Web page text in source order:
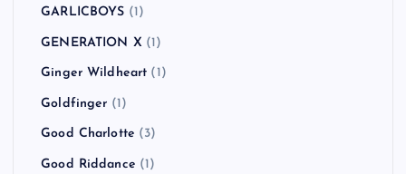
GARLICBOYS (1)
GENERATION X (1)
Ginger Wildheart (1)
Goldfinger (1)
Good Charlotte (3)
Good Riddance (1)